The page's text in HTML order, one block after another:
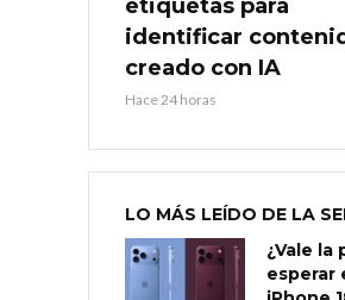
etiquetas para
identificar
creado con IA
Hace 24 horas
LO MÁS LEÍDO DE LA
¿Vale la
esperar